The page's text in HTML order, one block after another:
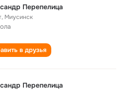
Перепелица
, Миусинск
в друзья
Перепелица